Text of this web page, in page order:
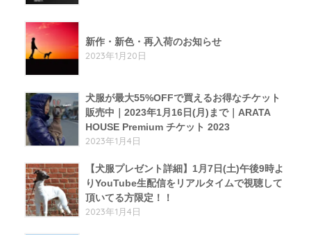
新作・新色・再入荷のお知らせ
2023年1月20日
犬服が最大55%OFFで買えるお得なチケット
販売中｜2023年1月16日(月)まで｜ARATA
HOUSE Premium チケット 2023
2023年1月4日
【犬服プレゼント詳細】1月7日(土)午後9時よ
りYouTube生配信をリアルタイムで視聴して
頂いてる方限定！！
2023年1月4日